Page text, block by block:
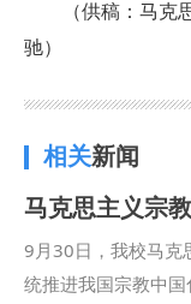
（供稿：马
驰）
相关新闻
9月30日，我校马克
统推进我国宗教中